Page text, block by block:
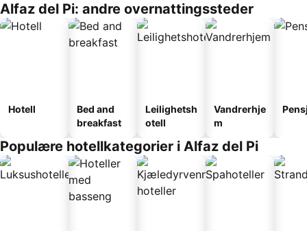
Alfaz del Pi: andre overnattingssteder
Hotell
Bed and
breakfast
Leilighetsh
otell
Vandrerhje
m
Populære hotellkategorier i Alfaz del Pi